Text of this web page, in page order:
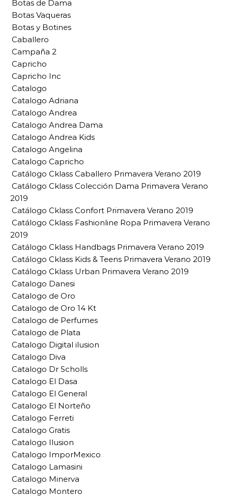
Botas de Dama
Botas Vaqueras
Botas y Botines
Caballero
Campaña 2
Capricho
Capricho Inc
Catalogo
Catalogo Adriana
Catalogo Andrea
Catalogo Andrea Dama
Catalogo Andrea Kids
Catalogo Angelina
Catalogo Capricho
Catálogo Cklass Caballero Primavera Verano 2019
Catálogo Cklass Colección Dama Primavera Verano
2019
Catálogo Cklass Confort Primavera Verano 2019
Catálogo Cklass Fashionline Ropa Primavera Verano
2019
Catálogo Cklass Handbags Primavera Verano 2019
Catálogo Cklass Kids & Teens Primavera Verano 2019
Catálogo Cklass Urban Primavera Verano 2019
Catalogo Danesi
Catalogo de Oro
Catalogo de Oro 14 Kt
Catalogo de Perfumes
Catalogo de Plata
Catalogo Digital ilusion
Catalogo Diva
Catalogo Dr Scholls
Catalogo El Dasa
Catalogo El General
Catalogo El Norteño
Catalogo Ferreti
Catalogo Gratis
Catalogo Ilusion
Catalogo ImporMexico
Catalogo Lamasini
Catalogo Minerva
Catalogo Montero